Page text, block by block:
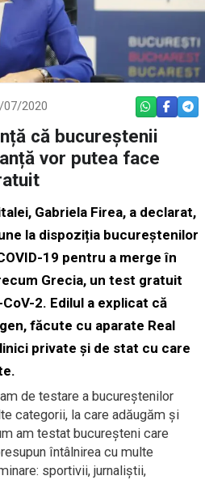
07/2020 WHATSAPP
că bucureștenii
vor putea face
Gabriela Firea, a declarat,
la dispoziția bucureștenilor
19 pentru a merge în
Grecia, un test gratuit
2. Edilul a explicat că
făcute cu aparate Real
private și de stat cu care
de testare a bucureștenilor
categorii, la care adăugăm și
am testat bucureșteni care
întâlnirea cu multe
sportivii, jurnaliștii,